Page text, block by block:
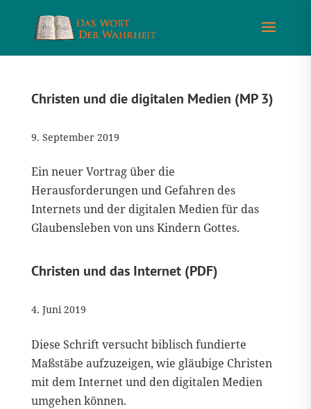
Christen und die digitalen Medien (MP 3)
9. September 2019
Ein neuer Vortrag über die
Herausforderungen und Gefahren des
Internets und der digitalen Medien für das
Glaubensleben von uns Kindern Gottes.
Christen und das Internet (PDF)
4. Juni 2019
Diese Schrift versucht biblisch fundierte
Maßstäbe aufzuzeigen, wie gläubige Christen
mit dem Internet und den digitalen Medien
umgehen können.